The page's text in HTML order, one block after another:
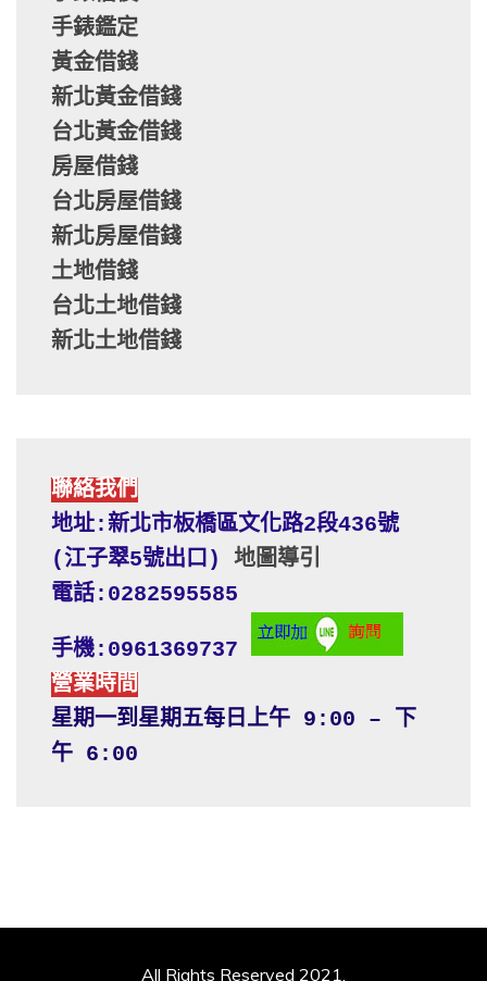
手錶鑑定
黃金借錢
新北黃金借錢
台北黃金借錢
房屋借錢
台北房屋借錢
新北房屋借錢
土地借錢
台北土地借錢
新北土地借錢
聯絡我們
地址:新北市板橋區文化路2段436號
(江子翠5號出口) 地圖導引
電話:0282595585
手機:0961369737
營業時間
星期一到星期五每日上午 9:00 – 下
午 6:00
All Rights Reserved 2021.